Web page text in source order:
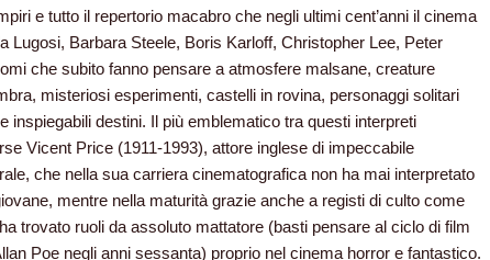
e tutto il repertorio macabro che negli ultimi cent’anni il cinema
Lugosi, Barbara Steele, Boris Karloff, Christopher Lee, Peter
che subito fanno pensare a atmosfere malsane, creature
misteriosi esperimenti, castelli in rovina, personaggi solitari
inspiegabili destini. Il più emblematico tra questi interpreti
Vicent Price (1911-1993), attore inglese di impeccabile
che nella sua carriera cinematografica non ha mai interpretato
mentre nella maturità grazie anche a registi di culto come
trovato ruoli da assoluto mattatore (basti pensare al ciclo di film
Poe negli anni sessanta) proprio nel cinema horror e fantastico.